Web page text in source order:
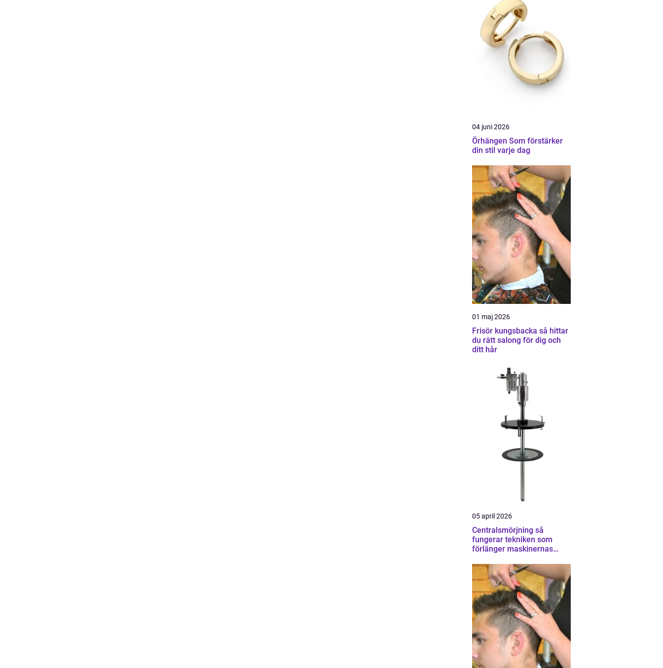
04 juni 2026
Örhängen Som förstärker
din stil varje dag
01 maj 2026
Frisör kungsbacka så hittar
du rätt salong för dig och
ditt hår
05 april 2026
Centralsmörjning så
fungerar tekniken som
förlänger maskinernas